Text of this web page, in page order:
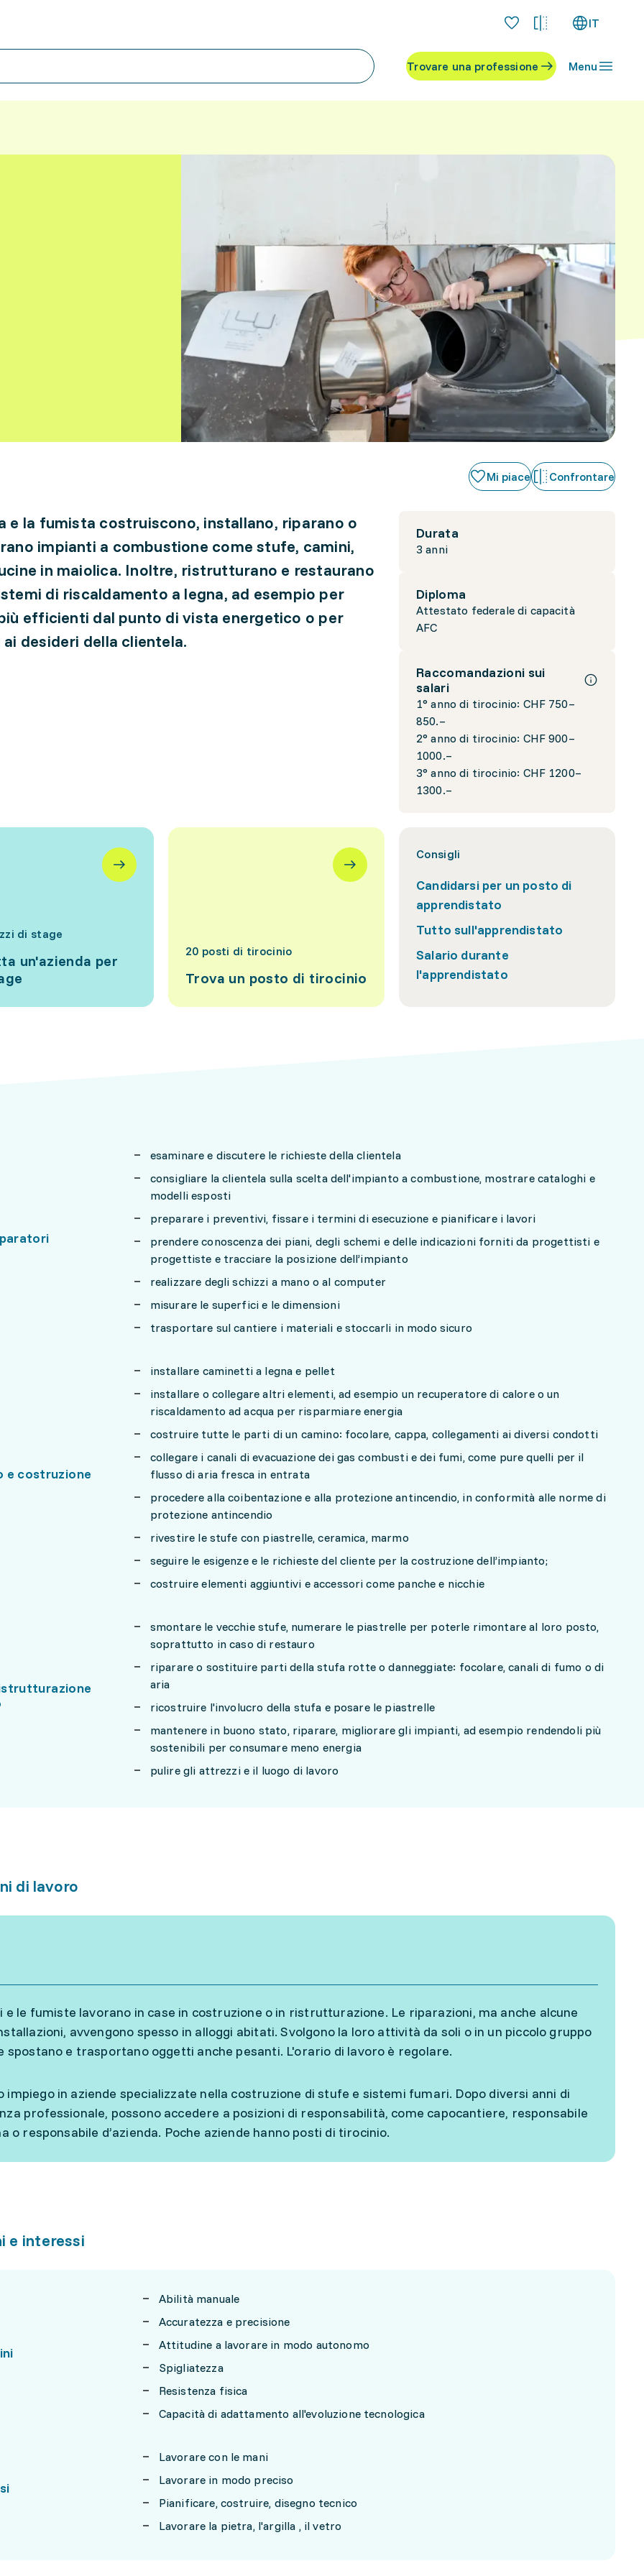
IT
Trovare una professione Menu
Mi piace Confrontare
Durata
3 anni
Diploma
Attestato federale di capacità
AFC
Raccomandazioni sui
salari
1° anno di tirocinio: CHF 750–
850.–
2° anno di tirocinio: CHF 900–
1000.–
3° anno di tirocinio: CHF 1200–
1300.–
e la fumista costruiscono, installano, riparano o
impianti a combustione come stufe, camini,
in maiolica. Inoltre, ristrutturano e restaurano
di riscaldamento a legna, ad esempio per
efficienti dal punto di vista energetico o per
desideri della clientela.
di stage
un'azienda per
20 posti di tirocinio
Trova un posto di tirocinio
Consigli
Candidarsi per un posto di
apprendistato
Tutto sull'apprendistato
Salario durante
l'apprendistato
esaminare e discutere le richieste della clientela
consigliare la clientela sulla scelta dell'impianto a combustione, mostrare cataloghi e
modelli esposti
preparare i preventivi, fissare i termini di esecuzione e pianificare i lavori
prendere conoscenza dei piani, degli schemi e delle indicazioni forniti da progettisti e
progettiste e tracciare la posizione dell’impianto
realizzare degli schizzi a mano o al computer
misurare le superfici e le dimensioni
trasportare sul cantiere i materiali e stoccarli in modo sicuro
e costruzione
installare caminetti a legna e pellet
installare o collegare altri elementi, ad esempio un recuperatore di calore o un
riscaldamento ad acqua per risparmiare energia
costruire tutte le parti di un camino: focolare, cappa, collegamenti ai diversi condotti
collegare i canali di evacuazione dei gas combusti e dei fumi, come pure quelli per il
flusso di aria fresca in entrata
procedere alla coibentazione e alla protezione antincendio, in conformità alle norme di
protezione antincendio
rivestire le stufe con piastrelle, ceramica, marmo
seguire le esigenze e le richieste del cliente per la costruzione dell’impianto;
costruire elementi aggiuntivi e accessori come panche e nicchie
smontare le vecchie stufe, numerare le piastrelle per poterle rimontare al loro posto,
soprattutto in caso di restauro
riparare o sostituire parti della stufa rotte o danneggiate: focolare, canali di fumo o di
aria
ricostruire l'involucro della stufa e posare le piastrelle
mantenere in buono stato, riparare, migliorare gli impianti, ad esempio rendendoli più
sostenibili per consumare meno energia
pulire gli attrezzi e il luogo di lavoro
di lavoro
e le fumiste lavorano in case in costruzione o in ristrutturazione. Le riparazioni, ma anche alcune
avvengono spesso in alloggi abitati. Svolgono la loro attività da soli o in un piccolo gruppo
spostano e trasportano oggetti anche pesanti. L'orario di lavoro è regolare.
impiego in aziende specializzate nella costruzione di stufe e sistemi fumari. Dopo diversi anni di
professionale, possono accedere a posizioni di responsabilità, come capocantiere, responsabile
o responsabile d’azienda. Poche aziende hanno posti di tirocinio.
e interessi
Abilità manuale
Accuratezza e precisione
Attitudine a lavorare in modo autonomo
Spigliatezza
Resistenza fisica
Capacità di adattamento all'evoluzione tecnologica
Lavorare con le mani
Lavorare in modo preciso
Pianificare, costruire, disegno tecnico
Lavorare la pietra, l'argilla , il vetro